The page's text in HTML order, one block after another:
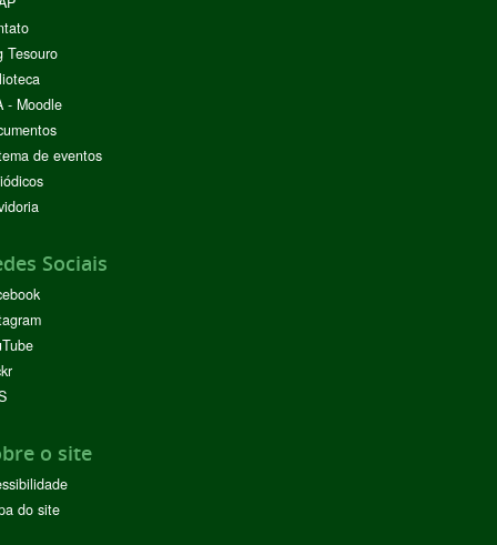
Tesouro
- Moodle
de eventos
Sociais
o site
do site